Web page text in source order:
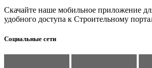
Скачайте наше мобильное приложение
удобного доступа к Строительному
Социальные сети